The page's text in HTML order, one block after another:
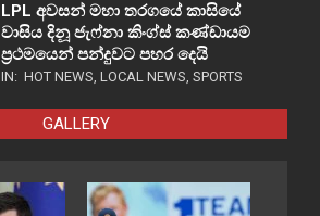
LPL අවසන් මහා තරගයේ කාසියේ
වාසිය දිනූ ජැෆ්නා කිංග්ස් කණ්ඩායම
ප්‍රථමයෙන් පන්දුවට පහර දෙයි
IN: HOT NEWS, LOCAL NEWS, SPORTS
GALLERY